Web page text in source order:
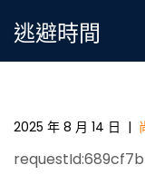
逃避時間
“高科技”種大蒜
2025 年 8 月 14 日 |